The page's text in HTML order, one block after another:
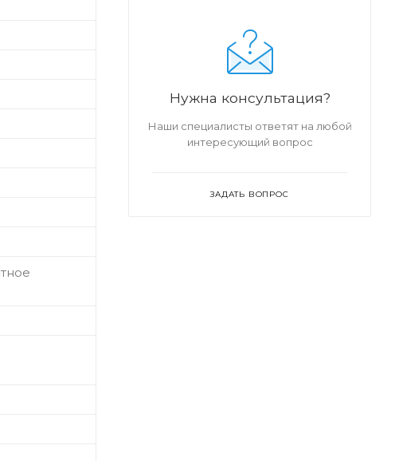
Нужна консультация?
Наши специалисты ответят на любой
интересующий вопрос
ЗАДАТЬ ВОПРОС